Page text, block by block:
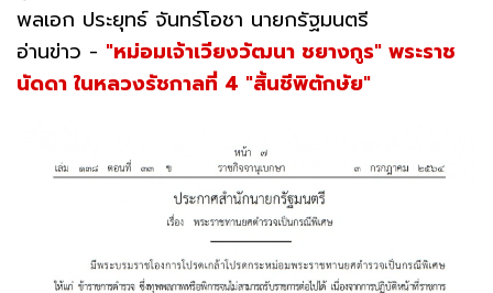
พลเอก ประยุทธ์ จันทร์โอชา นายกรัฐมนตรี
อ่านข่าว - "หม่อมเจ้าเวียงวัฒนา ชยางกูร" พระราช
นัดดา ในหลวงรัชกาลที่ 4 "สิ้นชีพิตักษัย"